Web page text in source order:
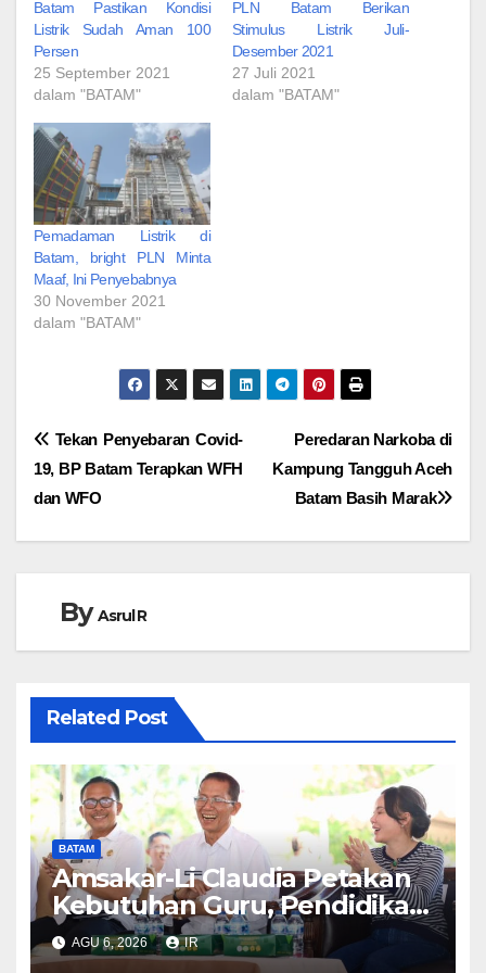
Batam Pastikan Kondisi
Listrik Sudah Aman 100
Persen
25 September 2021
dalam "BATAM"
PLN Batam Berikan
Stimulus Listrik Juli-
Desember 2021
27 Juli 2021
dalam "BATAM"
Pemadaman Listrik di
Batam, bright PLN Minta
Maaf, Ini Penyebabnya
30 November 2021
dalam "BATAM"
Navigasi
pos
Peredaran Narkoba di
Kampung Tangguh Aceh
Batam Basih Marak
Tekan Penyebaran Covid-
19, BP Batam Terapkan WFH
dan WFO
ByAsrul R
Related Post
BATAM
Amsakar-Li Claudia Petakan
Kebutuhan Guru, Pendidikan
Berkualitas Jadi Prioritas
Batam
AGU 6, 2026 IR